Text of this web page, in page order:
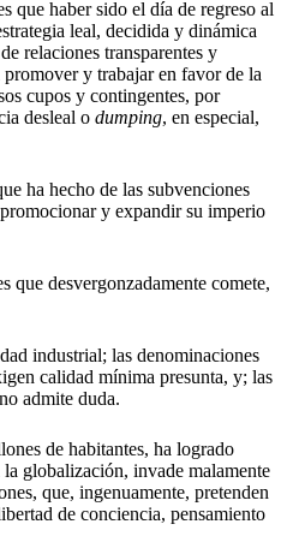
que haber sido el día de regreso al
leal, decidida y dinámica
relaciones transparentes y
promover y trabajar en favor de la
cupos y contingentes, por
desleal o dumping, en especial,
ha hecho de las subvenciones
y expandir su imperio
que desvergonzadamente comete,
industrial; las denominaciones
calidad mínima presunta, y; las
admite duda.
de habitantes, ha logrado
globalización, invade malamente
que, ingenuamente, pretenden
de conciencia, pensamiento